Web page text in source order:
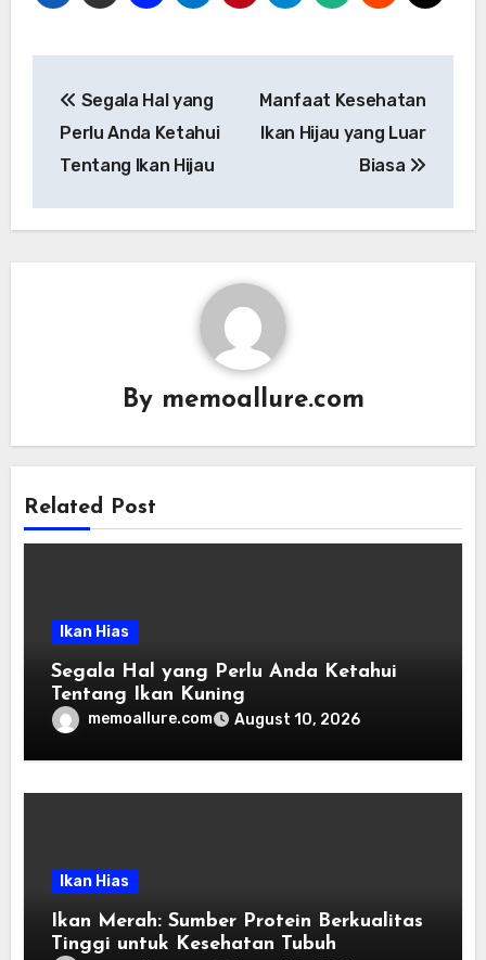
navigation
Segala Hal yang
Perlu Anda Ketahui
Tentang Ikan Hijau
Manfaat Kesehatan
Ikan Hijau yang Luar
Biasa
By memoallure.com
Related Post
Ikan Hias
Segala Hal yang Perlu Anda Ketahui
Tentang Ikan Kuning
memoallure.com August 10, 2026
Ikan Hias
Ikan Merah: Sumber Protein Berkualitas
Tinggi untuk Kesehatan Tubuh